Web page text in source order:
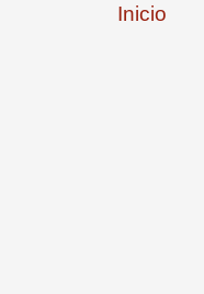
Inicio